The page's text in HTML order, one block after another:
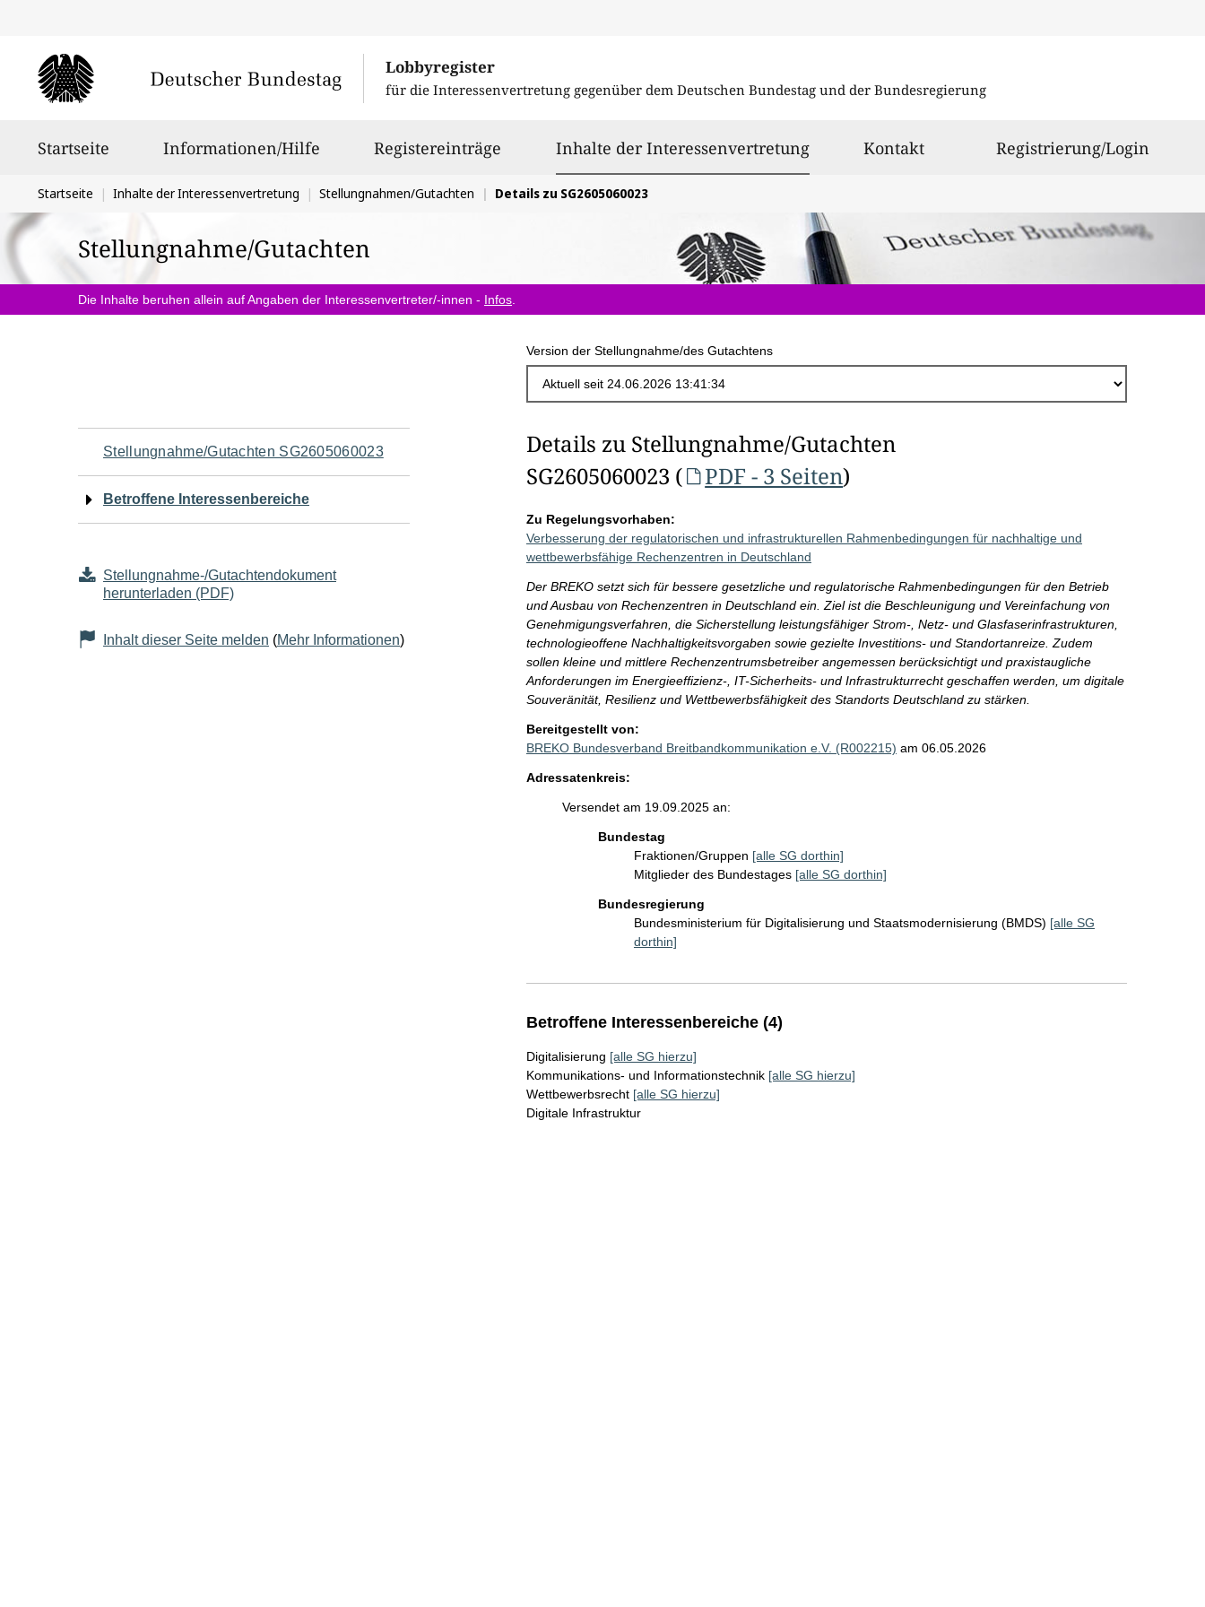
Lobbyregister
für die Interessenvertretung gegenüber dem Deutschen Bundestag und der Bundesregierung
Startseite Informationen/Hilfe Registereinträge Inhalte der Interessenvertretungausgewählt
Kontakt Registrierung/Login
Sie
befinden
sich
hier:
Startseite Inhalte der Interessenvertretung Stellungnahmen/Gutachten Details zu SG2605060023
Stellungnahme/Gutachten
Die Inhalte beruhen allein auf Angaben der Interessenvertreter/-innen - Infos
Version der Stellungnahme/des Gutachtens
Navigation
für
Seiteninhalt
Stellungnahme/Gutachten SG2605060023
Betroffene Interessenbereiche
Stellungnahme-/Gutachtendokument
herunterladen (PDF)
Inhalt dieser Seite melden (Mehr Informationen)
Details zu Stellungnahme/Gutachten
SG2605060023 (
PDF - 3 Seiten)
Zu Regelungsvorhaben:
Verbesserung der regulatorischen und infrastrukturellen Rahmenbedingungen für nachhaltige und
wettbewerbsfähige Rechenzentren in Deutschland
Der BREKO setzt sich für bessere gesetzliche und regulatorische Rahmenbedingungen für den Betrieb
und Ausbau von Rechenzentren in Deutschland ein. Ziel ist die Beschleunigung und Vereinfachung von
Genehmigungsverfahren, die Sicherstellung leistungsfähiger Strom-, Netz- und Glasfaserinfrastrukturen,
technologieoffene Nachhaltigkeitsvorgaben sowie gezielte Investitions- und Standortanreize. Zudem
sollen kleine und mittlere Rechenzentrumsbetreiber angemessen berücksichtigt und praxistaugliche
Anforderungen im Energieeffizienz-, IT-Sicherheits- und Infrastrukturrecht geschaffen werden, um digitale
Souveränität, Resilienz und Wettbewerbsfähigkeit des Standorts Deutschland zu stärken.
Bereitgestellt von:
BREKO Bundesverband Breitbandkommunikation e.V. (R002215) am 06.05.2026
Adressatenkreis:
Versendet am 19.09.2025 an:
Bundestag
Fraktionen/Gruppen [alle SG dorthin]
Mitglieder des Bundestages [alle SG dorthin]
Bundesregierung
Bundesministerium für Digitalisierung und Staatsmodernisierung (BMDS) [alle SG
dorthin]
Betroffene Interessenbereiche (4)
Digitalisierung [alle SG hierzu]
Kommunikations- und Informationstechnik [alle SG hierzu]
Wettbewerbsrecht [alle SG hierzu]
Digitale Infrastruktur